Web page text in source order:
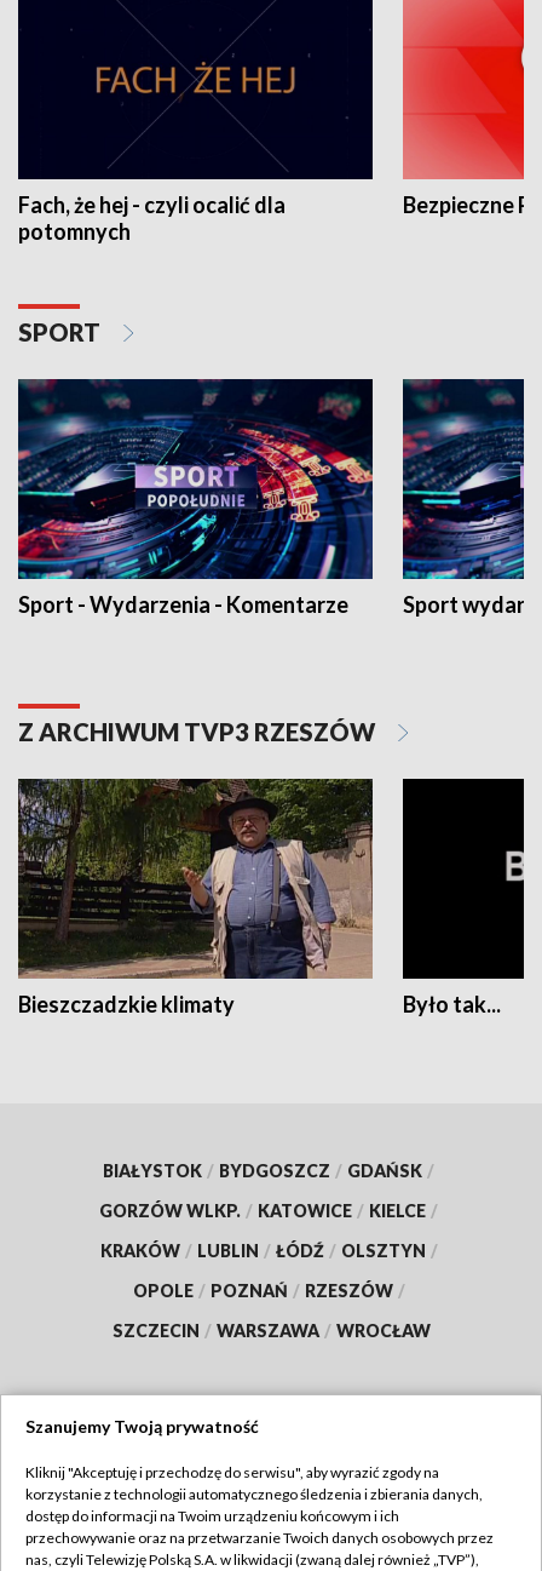
Fach, że hej - czyli ocalić dla
potomnych
Bezpieczne
SPORT
Sport - Wydarzenia - Komentarze Sport
Z ARCHIWUM TVP3 RZESZÓW
Bieszczadzkie klimaty Było tak...
BIAŁYSTOK / BYDGOSZCZ / GDAŃSK /
GORZÓW WLKP. / KATOWICE / KIELCE /
KRAKÓW / LUBLIN / ŁÓDŹ / OLSZTYN /
OPOLE / POZNAŃ / RZESZÓW /
SZCZECIN / WARSZAWA / WROCŁAW
TVP
Abonament TVP
Regulamin TVP
Szanujemy Twoją prywatność
Kliknij "Akceptuję i przechodzę do serwisu", aby wyrazić zgody na
korzystanie z technologii automatycznego śledzenia i zbierania danych,
dostęp do informacji na Twoim urządzeniu końcowym i ich
przechowywanie oraz na przetwarzanie Twoich danych osobowych przez
nas, czyli Telewizję Polską S.A. w likwidacji (zwaną dalej również „TVP”),